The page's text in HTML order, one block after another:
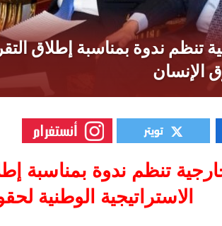
تنظم ندوة بمناسبة
الاستراتيجية الوطنية